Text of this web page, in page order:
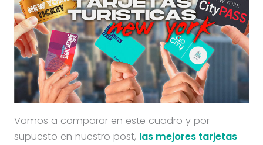
Vamos a comparar en este cuadro y por
supuesto en nuestro post, las mejores tarjetas